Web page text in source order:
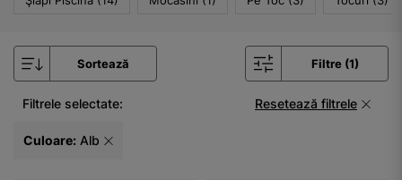
Sortează Filtre (1)
Filtrele selectate: Resetează filtrele
Culoare: Alb